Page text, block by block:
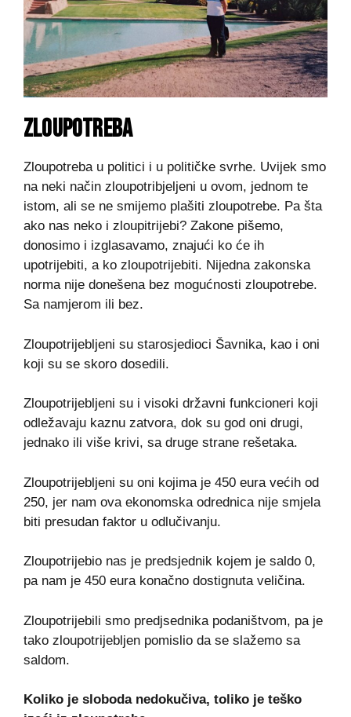
ZLOUPOTREBA
Zloupotreba u politici i u političke svrhe. Uvijek smo
na neki način zloupotribjeljeni u ovom, jednom te
istom, ali se ne smijemo plašiti zloupotrebe. Pa šta
ako nas neko i zloupitrijebi? Zakone pišemo,
donosimo i izglasavamo, znajući ko će ih
upotrijebiti, a ko zloupotrijebiti. Nijedna zakonska
norma nije donešena bez mogućnosti zloupotrebe.
Sa namjerom ili bez.
Zloupotrijebljeni su starosjedioci Šavnika, kao i oni
koji su se skoro dosedili.
Zloupotrijebljeni su i visoki državni funkcioneri koji
odležavaju kaznu zatvora, dok su god oni drugi,
jednako ili više krivi, sa druge strane rešetaka.
Zloupotrijebljeni su oni kojima je 450 eura većih od
250, jer nam ova ekonomska odrednica nije smjela
biti presudan faktor u odlučivanju.
Zloupotrijebio nas je predsjednik kojem je saldo 0,
pa nam je 450 eura konačno dostignuta veličina.
Zloupotrijebili smo predjsednika podaništvom, pa je
tako zloupotrijebljen pomislio da se slažemo sa
saldom.
Koliko je sloboda nedokučiva, toliko je teško